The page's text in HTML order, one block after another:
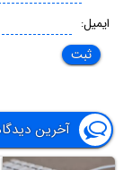
ایمیل:
آخرین